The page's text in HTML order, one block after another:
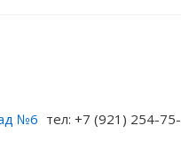
№6 тел: +7 (921) 254-75-